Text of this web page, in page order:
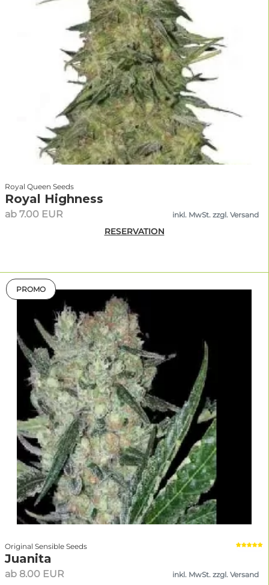
Royal Queen Seeds
Royal Highness
ab 7.00 EUR inkl. MwSt. zzgl. Versand
RESERVATION
PROMO
Original Sensible Seeds
Juanita
ab 8.00 EUR inkl. MwSt. zzgl. Versand